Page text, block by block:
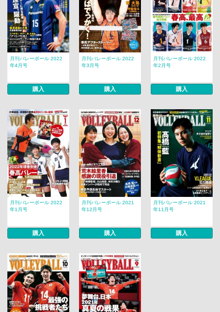
月刊バレーボール 2022
年4月号
購入
月刊バレーボール 2022
年3月号
購入
月刊バレーボール 2022
年2月号
購入
月刊バレーボール 2022
年1月号
購入
月刊バレーボール 2021
年12月号
購入
月刊バレーボール 2021
年11月号
購入